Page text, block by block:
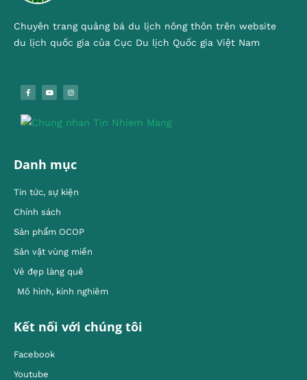
Chuyên trang quảng bá du lịch nông thôn trên website
du lịch quốc gia của Cục Du lịch Quốc gia Việt Nam
Danh mục
Tin tức, sự kiện
Chính sách
Sản phẩm OCOP
Sản vật vùng miền
Vẻ đẹp làng quê
Mô hình, kinh nghiêm
Kết nối với chúng tôi
Facebook
Youtube